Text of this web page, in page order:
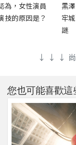
為，女性演員
技的原因是？
黑
牢
謎
↓ ↓ ↓ 尚
您也可能喜歡這